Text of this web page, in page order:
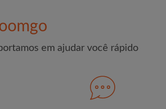
de receber ofertas exclusivas e atualizações de
em ajudar você rápido